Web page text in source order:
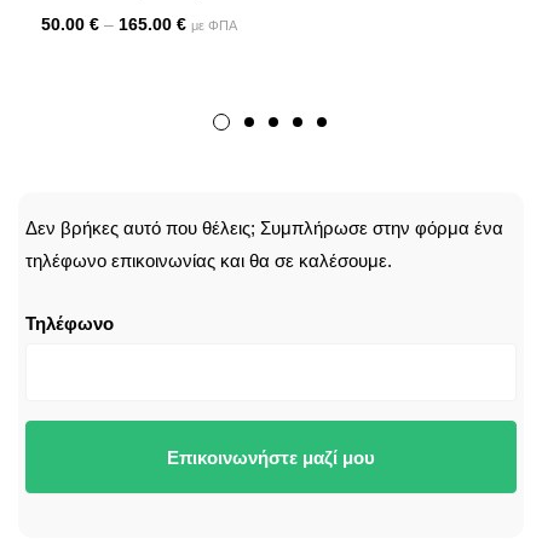
50.00 € – 165.00 € με ΦΠΑ
Δεν βρήκες αυτό που θέλεις; Συμπλήρωσε στην φόρμα ένα
τηλέφωνο επικοινωνίας και θα σε καλέσουμε.
Τηλέφωνο
Επικοινωνήστε μαζί μου